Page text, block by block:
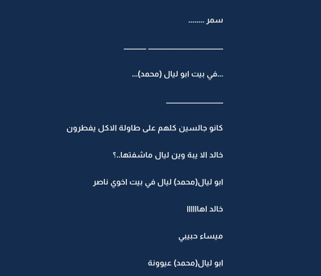
سمر ........
ــــــــــــــــــــــــــــــــــــــــــــــــــ ـــــــــــــــ
...في بيت ابو ليال (محمد)...
ــــــــــــــــــــــــــــــــــــــ
كانو جالسين كلهم على طاولة الاكل يفطرون
خالد الا يبة وين ليال ماشفتها..؟
ابو ليال(محمد) ليال في بيت اخوي ناصر
خالد اهاااااا
ميساء حبيبي
ابو ليال(محمد) عيوونة